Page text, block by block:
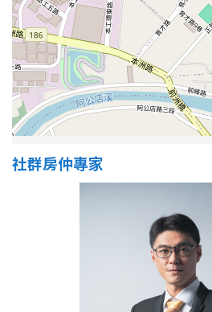
2房
4房
屋齡
不拘
社群房仲專家